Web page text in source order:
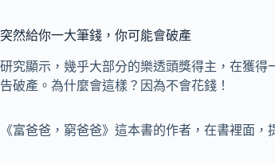
突然給你一大筆錢，你可能會破產
研究顯示，幾乎大部分的樂透頭獎得主，在獲
告破產。為什麼會這樣？因為不會花錢！
《富爸爸，窮爸爸》這本書的作者，在書裡面，